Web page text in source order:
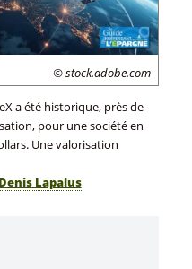
© stock.adobe.com
a été historique, près de
pour une société en
Une valorisation
Denis Lapalus